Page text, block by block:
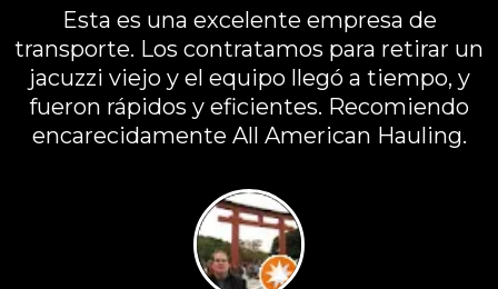
Esta es una excelente empresa de
transporte. Los contratamos para retirar un
jacuzzi viejo y el equipo llegó a tiempo, y
fueron rápidos y eficientes. Recomiendo
encarecidamente All American Hauling.